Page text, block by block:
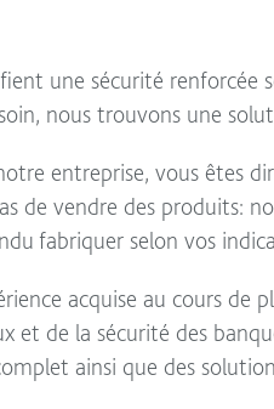
une sécurité renforcée
nous trouvons une
entreprise, vous êtes
de vendre des produits:
fabriquer selon vos
acquise au cours de
et de la sécurité des
ainsi que des